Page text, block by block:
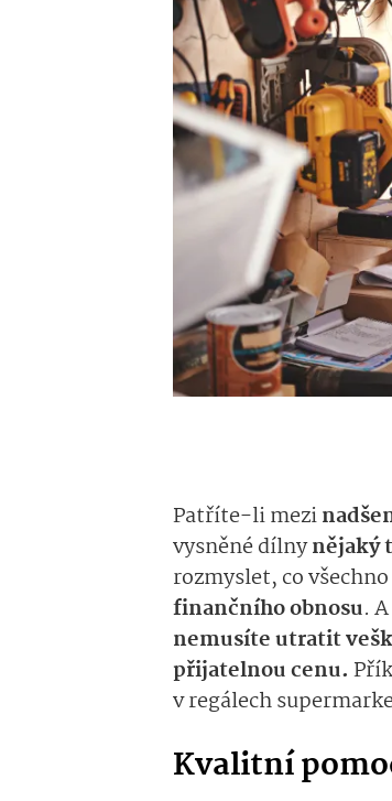
Patříte-li mezi
vysněné dílnynějaký
rozmyslet, co
finančního obnosu.
nemusíte utratit
přijatelnou cenu.
v regálech
Kvalitní